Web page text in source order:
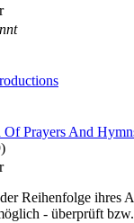
Prayers And
Reihenfolge ihres
- überprüft